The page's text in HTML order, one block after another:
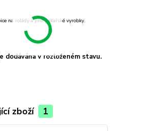
na rolády a jiné pekařské vyrobky.
dodávána v rozloženém stavu.
zboží 1